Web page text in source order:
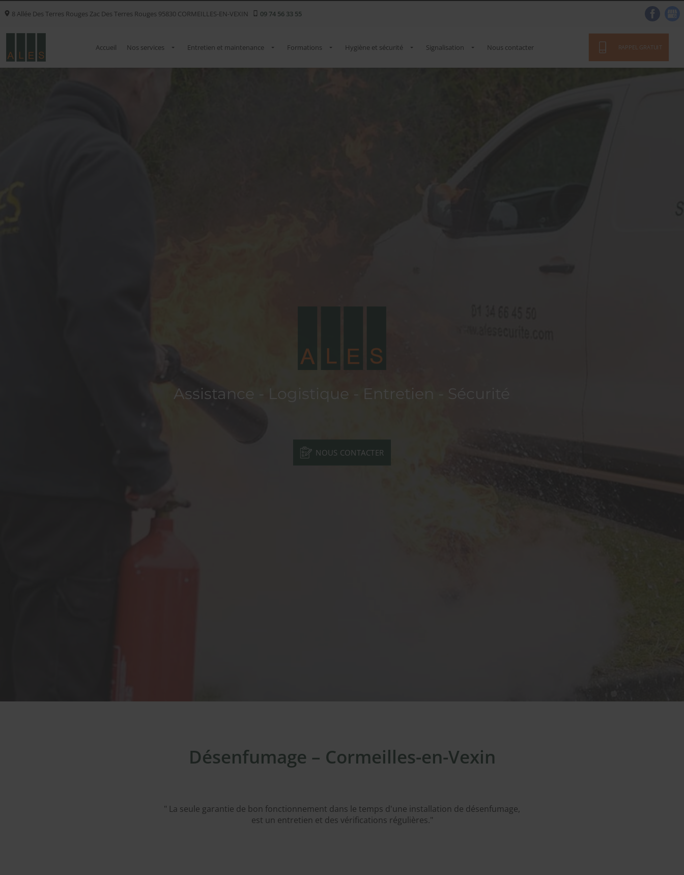
8 Allée Des Terres Rouges Zac Des Terres Rouges 95830 CORMEILLES-EN-VEXIN 09 74 56 33 55
Assistance - Logistique - Entretien - Sécurité
NOUS CONTACTER
Accueil Nos services Entretien et maintenance Formations Hygiène et sécurité Signalisation Nous contacter RAPPEL GRATUIT
Désenfumage – Cormeilles-en-Vexin
" La seule garantie de bon fonctionnement dans le temps d'une installation de désenfumage,
est un entretien et des vérifications régulières."